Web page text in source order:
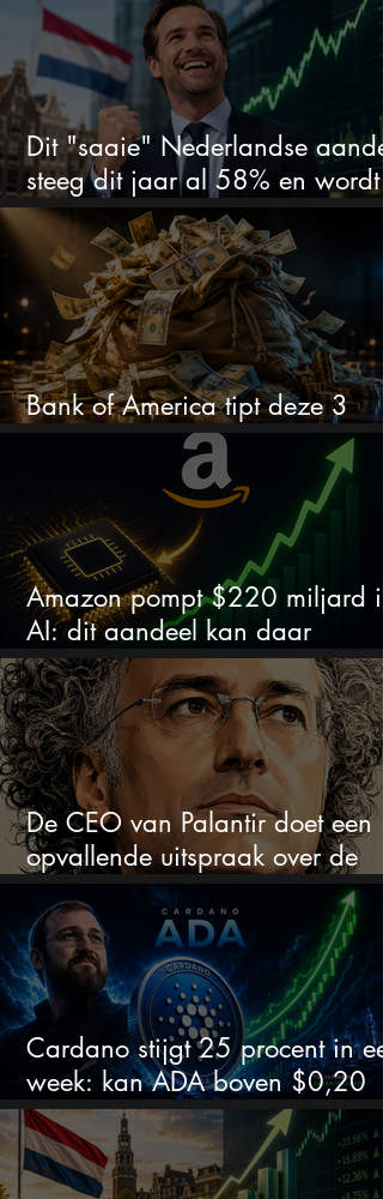
Dit "saaie" Nederlandse
steeg dit jaar al 58% en wordt
volgens analisten onderschat
Bank of America tipt deze 3
chipaandelen
Amazon pompt $220 miljard in
AI: dit aandeel kan daar
explosief van profiteren
De CEO van Palantir doet een
opvallende uitspraak over de
beurs
Cardano stijgt 25 procent in
week: kan ADA boven $0,20
blijven?